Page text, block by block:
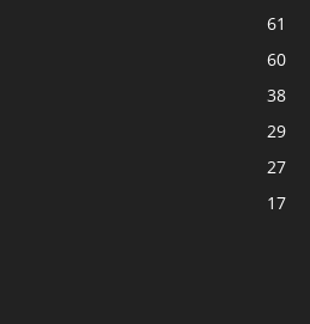
61
60
38
29
27
17